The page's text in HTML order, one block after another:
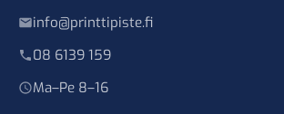
info@printtipiste.fi
08 6139 159
Ma–Pe 8–16